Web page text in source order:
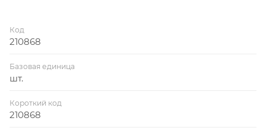
Код
210868
Базовая единица
шт.
Короткий код
210868